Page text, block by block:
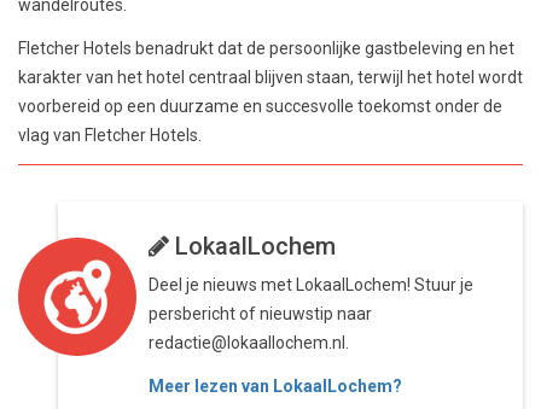
wandelroutes.
Fletcher Hotels benadrukt dat de persoonlijke gastbeleving en het
karakter van het hotel centraal blijven staan, terwijl het hotel wordt
voorbereid op een duurzame en succesvolle toekomst onder de
vlag van Fletcher Hotels.
LokaalLochem
Deel je nieuws met LokaalLochem! Stuur je
persbericht of nieuwstip naar
redactie@lokaallochem.nl.
Meer lezen van LokaalLochem?